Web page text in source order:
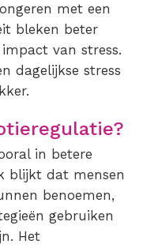
met een
bleken beter
van stress.
dagelijkse stress
in betere
blijkt dat mensen
benoemen,
gebruiken
Het